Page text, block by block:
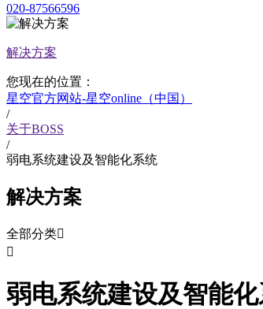
020-87566596
解决方案
您现在的位置：
星空官方网站-星空online（中国）
/
关于BOSS
/
弱电系统建设及智能化系统
解决方案
全部分类

弱电系统建设及智能